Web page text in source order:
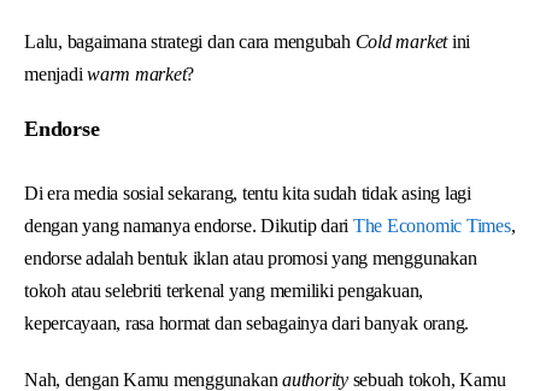
Lalu, bagaimana strategi dan cara mengubah Cold marketini
menjadi warm market?
Endorse
Di era media sosial sekarang, tentu kita sudah tidak asing lagi
dengan yang namanya endorse. Dikutip dari The Economic Times,
endorse adalah bentuk iklan atau promosi yang menggunakan
tokoh atau selebriti terkenal yang memiliki pengakuan,
kepercayaan, rasa hormat dan sebagainya dari banyak orang.
Nah, dengan Kamu menggunakanauthority sebuah tokoh, Kamu